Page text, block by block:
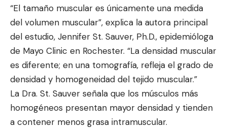
“El tamaño muscular es únicamente una medida
del volumen muscular”, explica la autora principal
del estudio, Jennifer St. Sauver, Ph.D., epidemióloga
de Mayo Clinic en Rochester. “La densidad muscular
es diferente; en una tomografía, refleja el grado de
densidad y homogeneidad del tejido muscular.”
La Dra. St. Sauver señala que los músculos más
homogéneos presentan mayor densidad y tienden
a contener menos grasa intramuscular.